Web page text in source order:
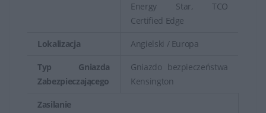
Energy Star, TCO
Certified Edge
Lokalizacja Angielski / Europa
Typ Gniazda
Zabezpieczającego
Gniazdo bezpieczeństwa
Kensington
Zasilanie